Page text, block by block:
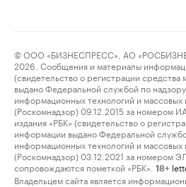
© ООО «БИЗНЕСПРЕСС», АО
2026. Сообщения и материалы
(свидетельство о регистрации
выдано Федеральной службой по
информационных технологий и массовых
(Роскомнадзор) 09.12.2015 за номером
издания «РБК» (свидетельство о
информации выдано Федеральной
информационных технологий и массовых
(Роскомнадзор) 03.12.2021 за номером
сопровождаются пометкой «РБК».
18+
Владельцем сайта является